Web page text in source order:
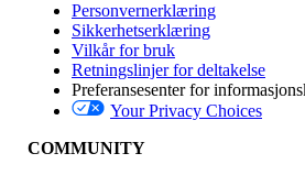
Personvernerklæring
Sikkerhetserklæring
Vilkår for bruk
Retningslinjer for deltakelse
Preferansesenter for
Your Privacy Choices
COMMUNITY